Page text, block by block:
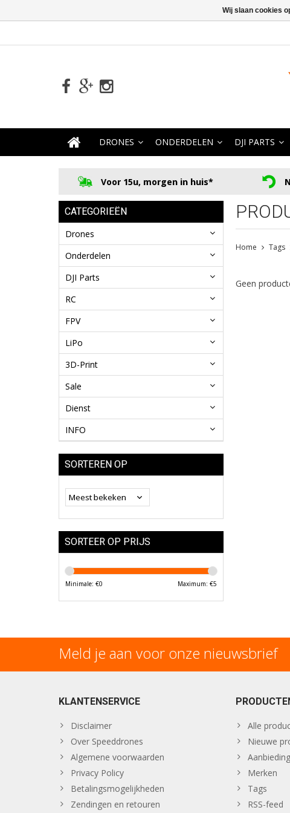
DRONES ONDERDELEN DJI PARTS
Voor 15u, morgen in huis*
CATEGORIEËN
Drones
Onderdelen
DJI Parts
RC
FPV
LiPo
3D-Print
Sale
Dienst
INFO
SORTEREN OP
SORTEER OP PRIJS
Minimale: €0 Maximum: €5
Home Tags
Geen
Meld je aan voor onze nieuwsbrief
KLANTENSERVICE
Disclaimer
Over Speeddrones
Algemene voorwaarden
Privacy Policy
Betalingsmogelijkheden
Zendingen en retouren
Alle
Nieuwe
Merken
Tags
RSS-feed
Wij slaan cookies